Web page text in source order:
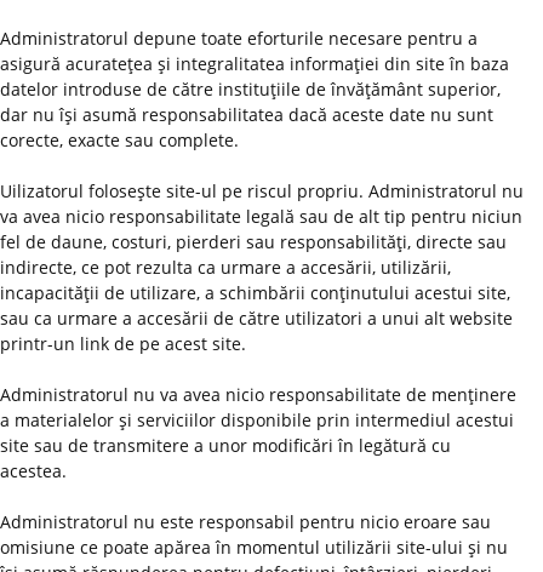
Administratorul depune toate eforturile necesare pentru a
asigură acurateţea şi integralitatea informaţiei din site în baza
datelor introduse de către instituţiile de învăţământ superior,
dar nu îşi asumă responsabilitatea dacă aceste date nu sunt
corecte, exacte sau complete.
Uilizatorul foloseşte site-ul pe riscul propriu. Administratorul nu
va avea nicio responsabilitate legală sau de alt tip pentru niciun
fel de daune, costuri, pierderi sau responsabilităţi, directe sau
indirecte, ce pot rezulta ca urmare a accesării, utilizării,
incapacităţii de utilizare, a schimbării conţinutului acestui site,
sau ca urmare a accesării de către utilizatori a unui alt website
printr-un link de pe acest site.
Administratorul nu va avea nicio responsabilitate de menţinere
a materialelor şi serviciilor disponibile prin intermediul acestui
site sau de transmitere a unor modificări în legătură cu
acestea.
Administratorul nu este responsabil pentru nicio eroare sau
omisiune ce poate apărea în momentul utilizării site-ului şi nu